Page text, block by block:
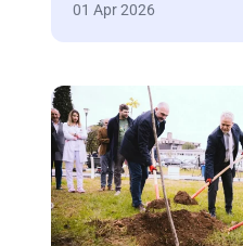
01 Apr 2026